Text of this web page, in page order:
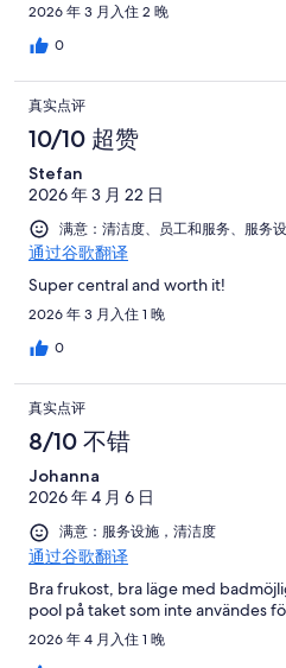
2026 年 3 月入住 2 晚
0
真实点评
10/10 超赞
Stefan
2026 年 3 月 22 日
满意：清洁度、员工和服务、服务
通过谷歌翻译
Super central and worth it!
2026 年 3 月入住 1 晚
0
真实点评
8/10 不错
Johanna
2026 年 4 月 6 日
满意：服务设施，清洁度
通过谷歌翻译
Bra frukost, bra läge med
pool på taket som inte användes
2026 年 4 月入住 1 晚